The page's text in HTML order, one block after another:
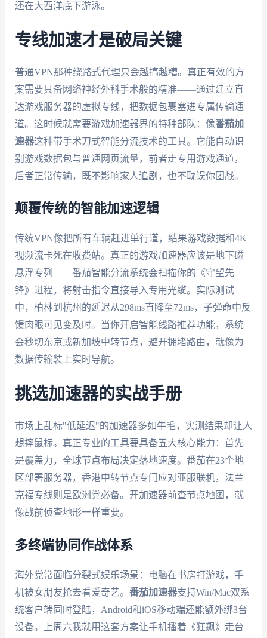
还在大西洋底下游泳。
专线加速才是破局关键
普通VPN那种绕路式代理只会越搞越糟。真正有效的方
案需要具备网络神经外科手术般的精准——通过建立直
达游戏服务器的虚拟专线，把数据包裹塞进专属传输通
道。这时候就需要游戏加速器界的特种部队：像番茄加
速器这种带手术刀式智能分流技术的工具。它能自动识
别游戏数据包与普通网页流量，前者走专用游戏通道，
后者正常传输，既不影响家人追剧，也不耽误你团战。
颠覆传统的智能加速逻辑
传统VPN像把所有车辆赶进单行道，结果游戏数据和4K
视频流卡死在收费站。真正的游戏加速器应该是地下磁
悬浮专列——番茄智能分流系统会扫描你的《守望先
锋》进程，将射击指令直接导入专用光缆。实际测试
中，柏林到杭州的延迟从298ms直降至72ms，子弹命中反
馈肉眼可见变及时。当你开启智能线路推荐功能，系统
会秒切东京或新加坡中转节点，避开拥堵路由，就像为
数据传输装上实时导航。
挑选加速器的实战手册
市场上乱标"低延迟"的加速器多如牛毛，实测结果却让人
想摔鼠标。真正专业的工具要具备五大核心能力：首先
是覆盖力，全球节点布局决定落地速度。番茄在23个地
区部署服务器，香港中转节点专门应对亚服联机，法兰
克福专线则是欧洲党必备。开加速器前查节点地图，就
像战前侦查地形一样重要。
多终端协同作战体系
海外党常面临分裂式娱乐场景：电脑在书房打游戏，手
机被女朋友抢去看爱奇艺。 番茄加速器支持Win/Mac双系
统客户端同时登陆，Android和iOS移动端还能额外绑3台
设备。上周六我就用这套方案让手机播着《狂飙》走台